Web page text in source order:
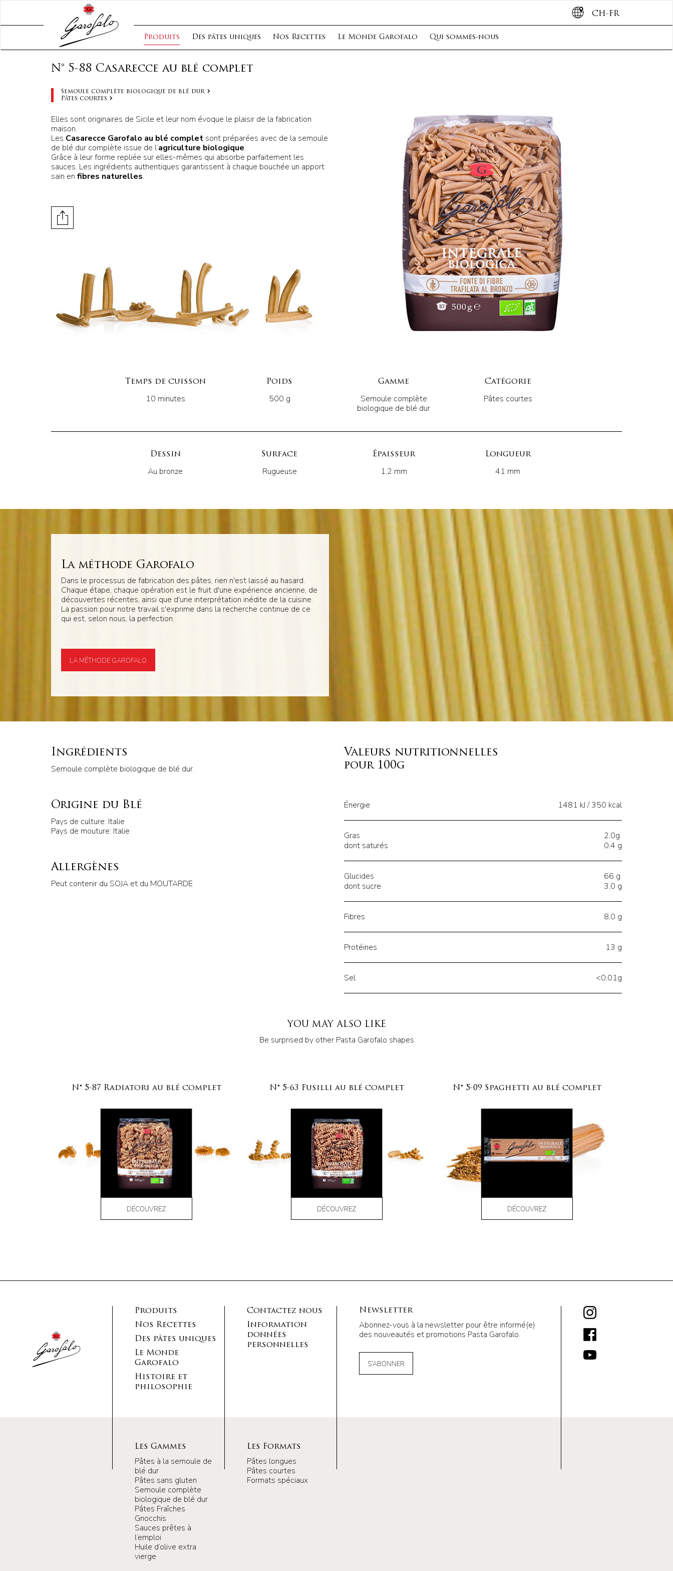
Produits Des pâtes uniques Nos Recettes Le Monde Garofalo Qui sommes-nous
CH-FR
N° 5-88 Casarecce au blé complet
Semoule complète biologique de blé dur
Pâtes courtes
Elles sont originaires de Sicile et leur nom évoque le plaisir de la fabrication
maison.
Les Casarecce Garofalo au blé complet sont préparées avec de la semoule
de blé dur complète issue de l’agriculture biologique.
Grâce à leur forme repliée sur elles-mêmes qui absorbe parfaitement les
sauces. Les ingrédients authentiques garantissent à chaque bouchée un apport
sain en fibres naturelles.
Temps de cuisson
10 minutes
Poids
500 g
Gamme
Semoule complète
biologique de blé dur
Catégorie
Pâtes courtes
Dessin
Au bronze
Surface
Rugueuse
Épaisseur
1,2 mm
Longueur
41 mm
La méthode Garofalo
Dans le processus de fabrication des pâtes, rien n'est laissé au hasard.
Chaque étape, chaque opération est le fruit d'une expérience ancienne, de
découvertes récentes, ainsi que d'une interprétation inédite de la cuisine.
La passion pour notre travail s'exprime dans la recherche continue de ce
qui est, selon nous, la perfection.
LA MÉTHODE GAROFALO
Ingrédients
Semoule complète biologique de blé dur.
Origine du Blé
Pays de culture: Italie
Pays de mouture: Italie
Allergènes
Peut contenir du SOJA et du MOUTARDE
Valeurs nutritionnelles
pour 100g
Énergie 1481 kJ / 350 kcal
Gras
dont saturés
2,0g
0,4 g
Glucides
dont sucre
66 g
3,0 g
Fibres 8,0 g
Protéines 13 g
Sel <0,01g
YOU MAY ALSO LIKE
Be surprised by other Pasta Garofalo shapes
N° 5-87 Radiatori au blé complet
DÉCOUVREZ
N° 5-63 Fusilli au blé complet
DÉCOUVREZ
N° 5-09 Spaghetti au blé complet
DÉCOUVREZ
Produits
Nos Recettes
Des pâtes uniques
Le Monde
Garofalo
Histoire et
philosophie
Contactez nous
Information
données
personnelles
Newsletter
Abonnez-vous à la newsletter pour être informé(e)
des nouveautés et promotions Pasta Garofalo.
S’ABONNER
Les Gammes
Pâtes à la semoule de
blé dur
Pâtes sans gluten
Semoule complète
biologique de blé dur
Pâtes Fraîches
Gnocchis
Sauces prêtes à
l’emploi
Huile d’olive extra
vierge
Les Formats
Pâtes longues
Pâtes courtes
Formats spéciaux